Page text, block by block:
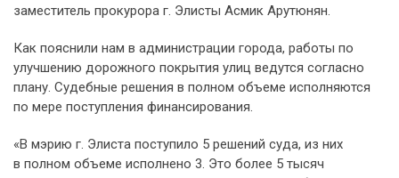
заместитель прокурора г. Элисты Асмик Арутюнян.
Как пояснили нам в администрации города, работы по
улучшению дорожного покрытия улиц ведутся согласно
плану. Судебные решения в полном объеме исполняются
по мере поступления финансирования.
«В мэрию г. Элиста поступило 5 решений суда, из них
в полном объеме исполнено 3. Это более 5 тысяч